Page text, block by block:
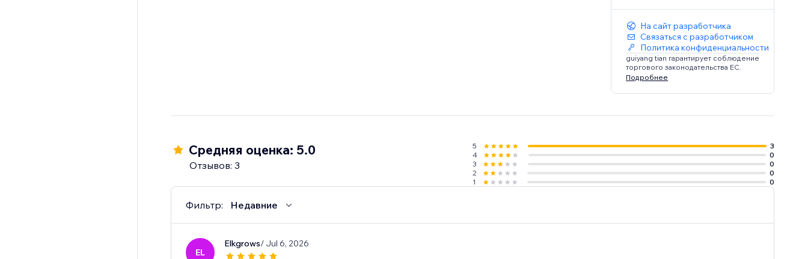
На сайт разработчика
Связаться с разработчиком
Политика конфиденциальности
guiyang tian гарантирует соблюдение
торгового законодательства ЕС.
Подробнее
Средняя оценка: 5.0
Отзывов: 3
5
3
4
0
3
0
2
0
1
0
Фильтр: Недавние
EL
Elkgrows/ Jul 6, 2026